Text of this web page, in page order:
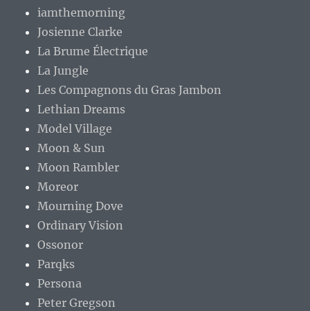
iamthemorning
Josienne Clarke
La Brume Électrique
La Jungle
Les Compagnons du Gras Jambon
Lethian Dreams
Model Village
Moon & Sun
Moon Rambler
Moreor
Mourning Dove
Ordinary Vision
Ossonor
Parqks
Persona
Peter Gregson